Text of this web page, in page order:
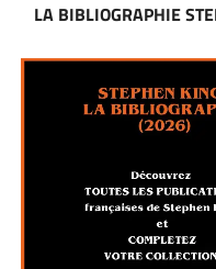
LA BIBLIOGRAPHIE